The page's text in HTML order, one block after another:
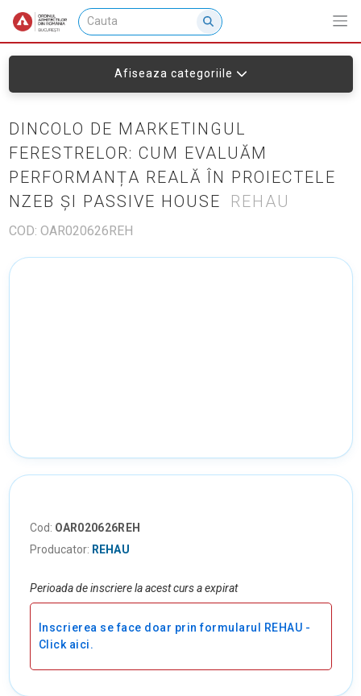
Afiseaza categoriile
DINCOLO DE MARKETINGUL
FERESTRELOR: CUM EVALUĂM
PERFORMANȚA REALĂ ÎN PROIECTELE
NZEB ȘI PASSIVE HOUSE
REHAU
COD: OAR020626REH
Cod: OAR020626REH
Producator: REHAU
Perioada de inscriere la acest curs a expirat
Inscrierea se face doar prin formularul REHAU -
Click aici.